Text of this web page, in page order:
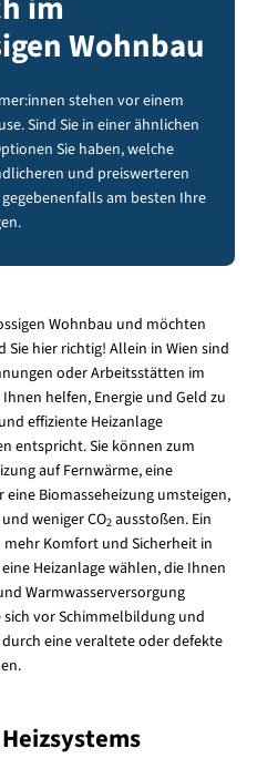
Wohnbau
stehen vor einem
Sind Sie in einer ähnlichen
Sie haben, welche
und preiswerteren
am besten Ihre
Wohnbau und möchten
Sie hier richtig! Allein in Wien sind
oder Arbeitsstätten im
helfen, Energie und Geld zu
effiziente Heizanlage
entspricht. Sie können zum
auf Fernwärme, eine
Biomasseheizung umsteigen,
weniger CO2ausstoßen. Ein
Komfort und Sicherheit in
Heizanlage wählen, die Ihnen
Warmwasserversorgung
vor Schimmelbildung und
eine veraltete oder defekte